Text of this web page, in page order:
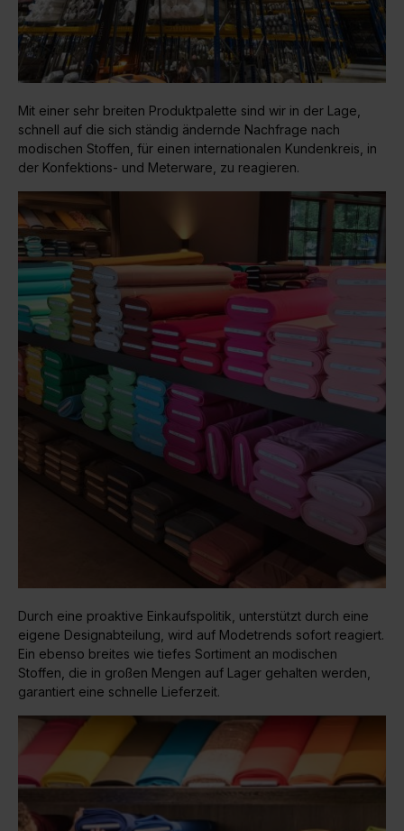
Mit einer sehr breiten Produktpalette sind wir in der Lage,
schnell auf die sich ständig ändernde Nachfrage nach
modischen Stoffen, für einen internationalen Kundenkreis, in
der Konfektions- und Meterware, zu reagieren.
Durch eine proaktive Einkaufspolitik, unterstützt durch eine
eigene Designabteilung, wird auf Modetrends sofort reagiert.
Ein ebenso breites wie tiefes Sortiment an modischen
Stoffen, die in großen Mengen auf Lager gehalten werden,
garantiert eine schnelle Lieferzeit.